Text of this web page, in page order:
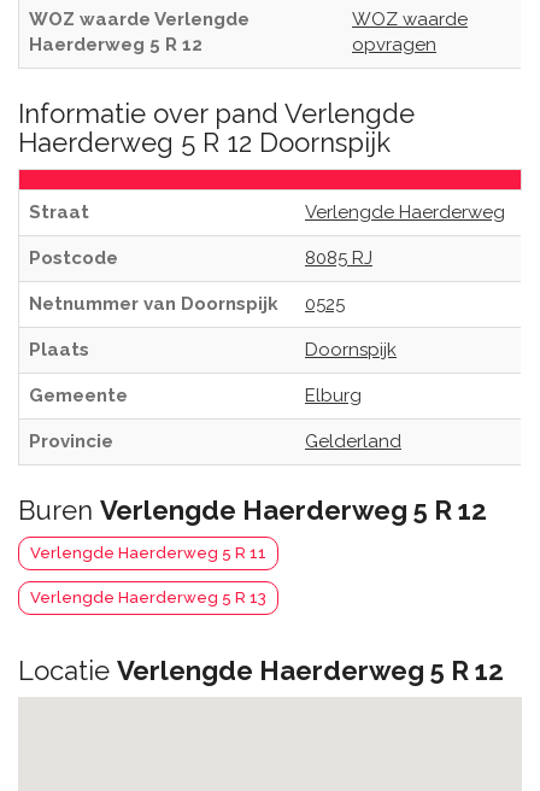
WOZ waarde Verlengde
Haerderweg 5 R 12
WOZ waarde
opvragen
Informatie over pand Verlengde
Haerderweg 5 R 12 Doornspijk
Straat Verlengde Haerderweg
Postcode 8085 RJ
Netnummer van Doornspijk 0525
Plaats Doornspijk
Gemeente Elburg
Provincie Gelderland
Buren Verlengde Haerderweg 5 R 12
Verlengde Haerderweg 5 R 11
Verlengde Haerderweg 5 R 13
Locatie Verlengde Haerderweg 5 R 12